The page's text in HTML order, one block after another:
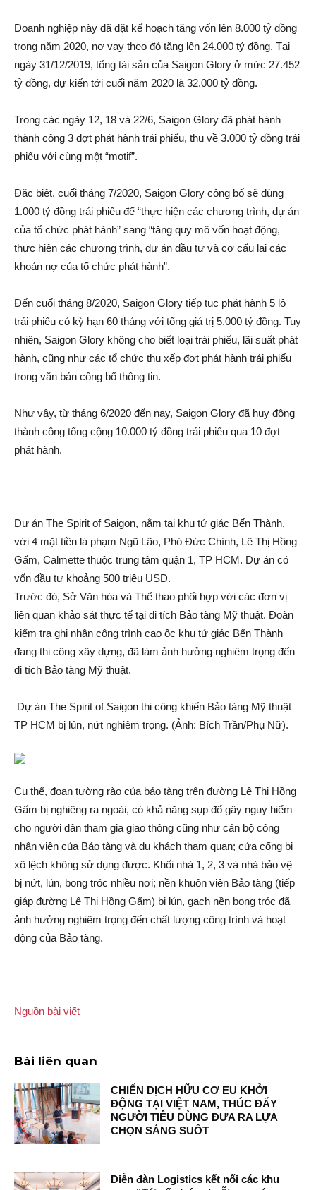
Doanh nghiệp này đã đặt kế hoạch tăng vốn lên 8.000 tỷ đồng
trong năm 2020, nợ vay theo đó tăng lên 24.000 tỷ đồng. Tại
ngày 31/12/2019, tổng tài sản của Saigon Glory ở mức 27.452
tỷ đồng, dự kiến tới cuối năm 2020 là 32.000 tỷ đồng.
Trong các ngày 12, 18 và 22/6, Saigon Glory đã phát hành
thành công 3 đợt phát hành trái phiếu, thu về 3.000 tỷ đồng trái
phiếu với cùng một “motif”.
Đặc biệt, cuối tháng 7/2020, Saigon Glory công bố sẽ dùng
1.000 tỷ đồng trái phiếu để “thực hiện các chương trình, dự án
của tổ chức phát hành” sang “tăng quy mô vốn hoạt động,
thực hiện các chương trình, dự án đầu tư và cơ cấu lại các
khoản nợ của tổ chức phát hành”.
Đến cuối tháng 8/2020, Saigon Glory tiếp tục phát hành 5 lô
trái phiếu có kỳ hạn 60 tháng với tổng giá trị 5.000 tỷ đồng. Tuy
nhiên, Saigon Glory không cho biết loại trái phiếu, lãi suất phát
hành, cũng như các tổ chức thu xếp đợt phát hành trái phiếu
trong văn bản công bố thông tin.
Như vậy, từ tháng 6/2020 đến nay, Saigon Glory đã huy động
thành công tổng cộng 10.000 tỷ đồng trái phiếu qua 10 đợt
phát hành.
Dự án The Spirit of Saigon, nằm tại khu tứ giác Bến Thành,
với 4 mặt tiền là phạ‌m Ngũ Lão, Phó Đức Chính, Lê Thị Hồng
Gấm, Calmette thuộc trung tâm quận 1, TP HCM. Dự án có
vốn đầu tư khoảng 500 triệu USD.
Trước đó, Sở Văn hóa và Thể thao phối hợp với các đơn vị
liên quan khảo sá‌t thực tế tại di tích Bảo tàng Mỹ thuật. Đoàn
kiểm tra ghi nhận công trình cao ốc khu tứ giác Bến Thành
đang thi công xây dựng, đã làm ảnh hưởng ngh‌iêm trọ‌ng đến
di tích Bảo tàng Mỹ thuật.
Dự án The Spirit of Saigon thi công khiến Bảo tàng Mỹ thuật
TP HCM bị lún, nứt ngh‌iêm trọ‌ng. (Ảnh: Bích Trần/Phụ Nữ).
Cụ thể, đoạn tường rào của bảo tàng trên đường Lê Thị Hồng
Gấm bị nghiêng ra ngoài, có khả năng sụp đổ gây ngu‌y hiể‌m
cho người dân tham gia giao thông cũng như cán bộ công
nhân viên của Bảo tàng và du khách tham quan; cửa cổng bị
xô lệch không sử dụng được. Khối nhà 1, 2, 3 và nhà bảo vệ
bị nứt, lún, bong tróc nhiều nơi; nền khuôn viên Bảo tàng (tiếp
giáp đường Lê Thị Hồng Gấm) bị lún, gạch nền bong tróc đã
ảnh hưởng ngh‌iêm trọ‌ng đến chất lượng công trình và hoạt
động của Bảo tàng.
Nguồn bài viết
Bài liên quan
CHIẾN DỊCH HỮU CƠ EU KHỞI
ĐỘNG TẠI VIỆT NAM, THÚC ĐẨY
NGƯỜI TIÊU DÙNG ĐƯA RA LỰA
CHỌN SÁNG SUỐT
Diễn đàn Logistics kết nối các khu